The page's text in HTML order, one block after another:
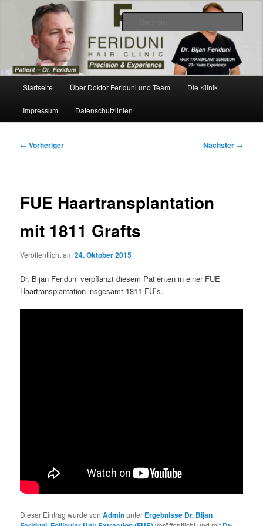
Dr. Feriduni Haartransplantation –
Blog Österreich
Videos, Ergebnisse, Bilder
Startseite Über Doktor Feriduni und Team Die Klinik
Impressum Datenschutzlinien
Beitragsnavigation
← Vorheriger Nächster →
FUE Haartransplantation
mit 1811 Grafts
Veröffentlicht am24. Oktober 2015
Dr. Bijan Feriduni verpflanzt diesem Patienten in einer FUE
Haartransplantation insgesamt 1811 FU`s.
Dieser Eintrag wurde vonAdminunter Ergebnisse Dr. Bijan